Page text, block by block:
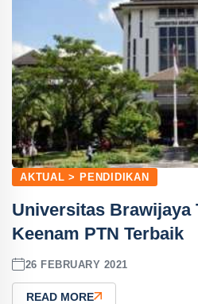
AKTUAL > PENDIDIKAN
Universitas Brawijaya
Keenam PTN Terbaik
26 FEBRUARY 2021
READ MORE